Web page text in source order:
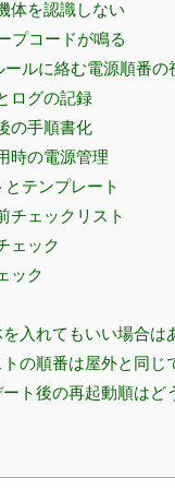
体を認識しない
プコードが鳴る
ルに絡む電源順番の
ログの記録
の手順書化
時の電源管理
テンプレート
チェックリスト
ェック
ック
入れてもいい場合は
の順番は屋外と同じ
ト後の再起動順はど